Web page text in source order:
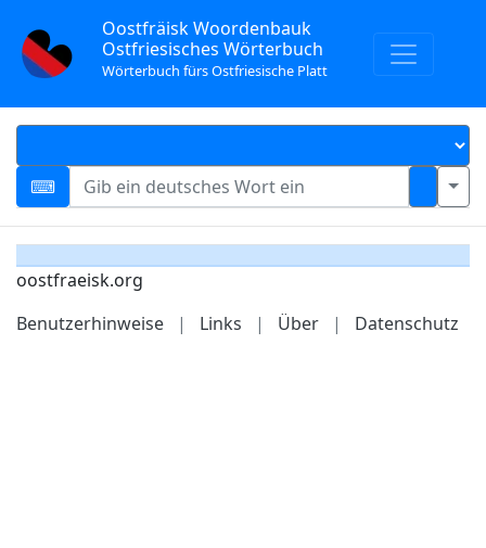
Oostfräisk Woordenbauk
Ostfriesisches Wörterbuch
Wörterbuch fürs Ostfriesische Platt
oostfraeisk.org
Benutzerhinweise
| Links | Über | Datenschutz